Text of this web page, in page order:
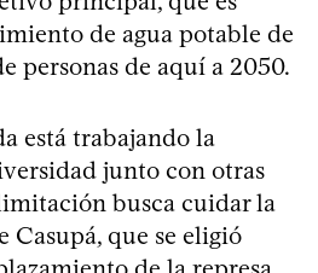
de agua potable de
personas de aquí a 2050.
está trabajando la
junto con otras
busca cuidar la
Casupá, que se eligió